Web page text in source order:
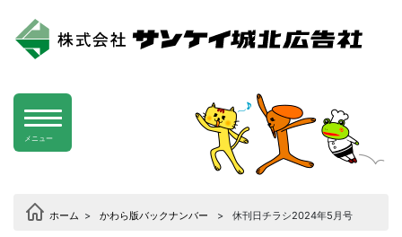
メニュー
ホーム > かわら版バックナンバー > 休刊日チラシ2024年5月号